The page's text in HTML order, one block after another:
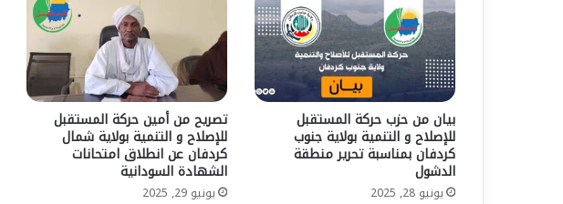
بيان من حزب حركة المستقبل
للإصلاح و التنمية بولاية جنوب
كردفان بمناسبة تحرير منطقة
الدشول
يونيو 28, 2025
تصريح من أمين حركة المستقبل
للإصلاح و التنمية بولاية شمال
كردفان عن انطلاق امتحانات
الشهادة السودانية
يونيو 29, 2025